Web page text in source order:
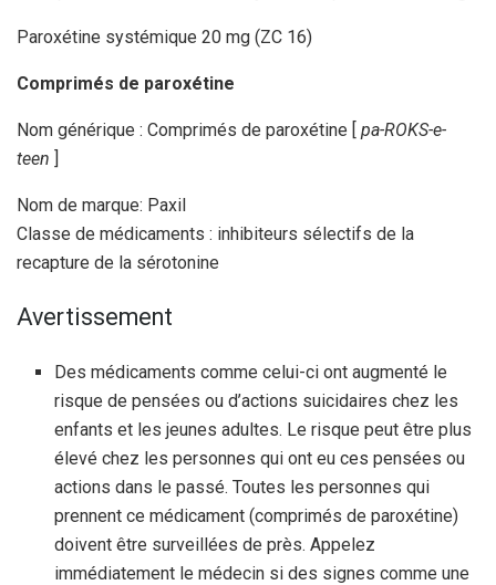
Paroxétine systémique 20 mg (ZC 16)
Comprimés de paroxétine
Nom générique : Comprimés de paroxétine [ pa-ROKS-e-
teen ]
Nom de marque: Paxil
Classe de médicaments : inhibiteurs sélectifs de la
recapture de la sérotonine
Avertissement
Des médicaments comme celui-ci ont augmenté le
risque de pensées ou d’actions suicidaires chez les
enfants et les jeunes adultes. Le risque peut être plus
élevé chez les personnes qui ont eu ces pensées ou
actions dans le passé. Toutes les personnes qui
prennent ce médicament (comprimés de paroxétine)
doivent être surveillées de près. Appelez
immédiatement le médecin si des signes comme une